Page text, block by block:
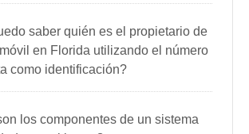
saber quién es el propietario de
en Florida utilizando el número
como identificación?
los componentes de un sistema